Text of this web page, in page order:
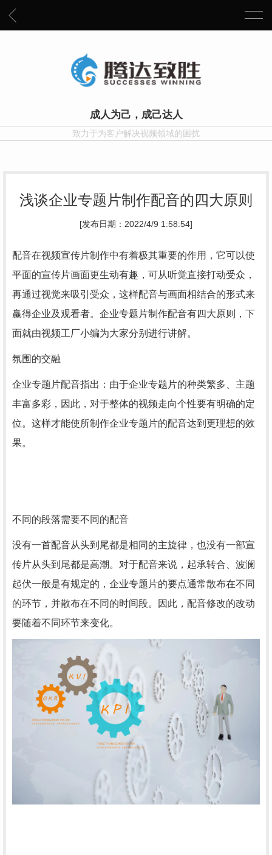
成人为己，成己达人
致力于为客户解决视频领域的困扰
浅谈企业专题片制作配音的四大原则
[发布日期：2022/4/9 1:58:54]
配音在视频宣传片制作中有着极其重要的作用，它可以使
平面的宣传片画面更生动有趣，可从听觉直接打动受众，
再通过视觉来吸引受众，这样配音与画面相结合的形式来
赢得企业及观看者。企业专题片制作配音有四大原则，下
面就由视频工厂小编为大家分别进行讲解。
氛围的交融
企业专题片配音指出：由于企业专题片的种类繁多、主题
丰富多彩，因此，对于整体的视频走向个性要有明确的定
位。这样才能使所制作企业专题片的配音达到更理想的效
果。
不同的段落需要不同的配音
没有一首配音从头到尾都是相同的主旋律，也没有一部宣
传片从头到尾都是高潮。对于配音来说，起承转合、波澜
起伏一般是有规定的，企业专题片的要点通常散布在不同
的环节，并散布在不同的时间段。因此，配音修改的改动
要随着不同环节来变化。